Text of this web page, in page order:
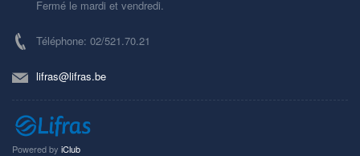
Fermé le mardi et vendredi.
Téléphone: 02/521.70.21
lifras@lifras.be
Powered by iClub